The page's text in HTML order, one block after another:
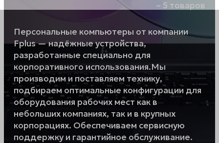
– 5 товаров
Персональные компьютеры от компании
Fplus — надёжные устройства,
разработанные специально для
корпоративного использования.Мы
производим и поставляем технику,
подбираем оптимальные конфигурации для
оборудования рабочих мест как в
небольших компаниях, так и в крупных
корпорациях. Обеспечиваем сервисную
поддержку и гарантийное обслуживание.
Экосистема реестровых серверов Fplus
на универсальной платформеСпутник
УЗНАТЬ ПОДРОБНЕЕ
ЗАКРЫТЬ